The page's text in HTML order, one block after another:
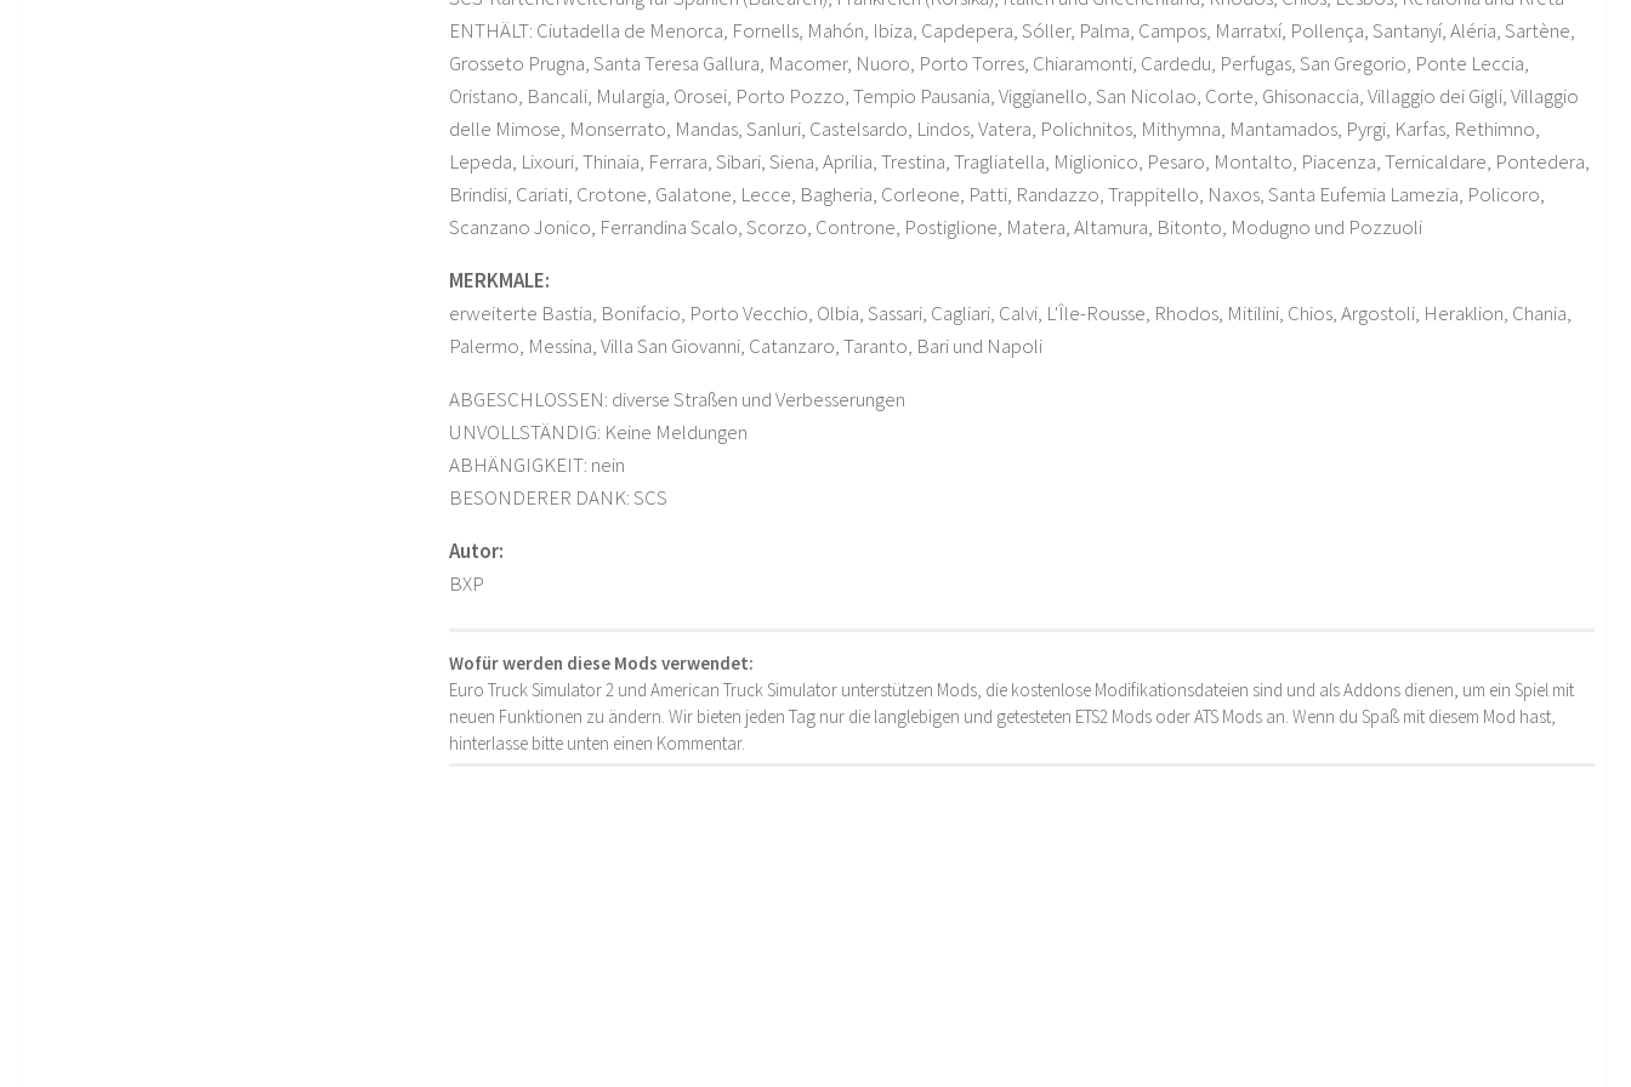
ENTHÄLT: Ciutadella de Menorca, Fornells, Mahón, Ibiza, Capdepera, Sóller, Palma, Campos, Marratxí, Pollença, Santanyí, Aléria, Sartène,
Grosseto Prugna, Santa Teresa Gallura, Macomer, Nuoro, Porto Torres, Chiaramonti, Cardedu, Perfugas, San Gregorio, Ponte Leccia,
Oristano, Bancali, Mulargia, Orosei, Porto Pozzo, Tempio Pausania, Viggianello, San Nicolao, Corte, Ghisonaccia, Villaggio dei Gigli, Villaggio
delle Mimose, Monserrato, Mandas, Sanluri, Castelsardo, Lindos, Vatera, Polichnitos, Mithymna, Mantamados, Pyrgi, Karfas, Rethimno,
Lepeda, Lixouri, Thinaia, Ferrara, Sibari, Siena, Aprilia, Trestina, Tragliatella, Miglionico, Pesaro, Montalto, Piacenza, Ternicaldare, Pontedera,
Brindisi, Cariati, Crotone, Galatone, Lecce, Bagheria, Corleone, Patti, Randazzo, Trappitello, Naxos, Santa Eufemia Lamezia, Policoro,
Scanzano Jonico, Ferrandina Scalo, Scorzo, Controne, Postiglione, Matera, Altamura, Bitonto, Modugno und Pozzuoli
MERKMALE:
erweiterte Bastia, Bonifacio, Porto Vecchio, Olbia, Sassari, Cagliari, Calvi, L'Île-Rousse, Rhodos, Mitilini, Chios, Argostoli, Heraklion, Chania,
Palermo, Messina, Villa San Giovanni, Catanzaro, Taranto, Bari und Napoli
ABGESCHLOSSEN: diverse Straßen und Verbesserungen
UNVOLLSTÄNDIG: Keine Meldungen
ABHÄNGIGKEIT: nein
BESONDERER DANK: SCS
Autor:
BXP
Wofür werden diese Mods verwendet:
Euro Truck Simulator 2 und American Truck Simulator unterstützen Mods, die kostenlose Modifikationsdateien sind und als Addons dienen, um ein Spiel mit
neuen Funktionen zu ändern. Wir bieten jeden Tag nur die langlebigen und getesteten ETS2 Mods oder ATS Mods an. Wenn du Spaß mit diesem Mod hast,
hinterlasse bitte unten einen Kommentar.